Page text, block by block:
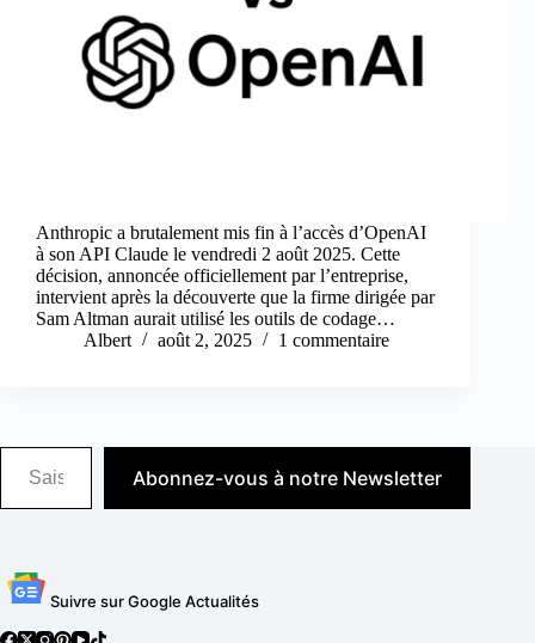
Anthropic a brutalement mis fin à l’accès d’OpenAI
à son API Claude le vendredi 2 août 2025. Cette
décision, annoncée officiellement par l’entreprise,
intervient après la découverte que la firme dirigée par
Sam Altman aurait utilisé les outils de codage…
Albert
août 2, 2025 1 commentaire
Saisissez votre adresse e-mail…
Abonnez-vous à notre Newsletter
Suivre sur Google Actualités